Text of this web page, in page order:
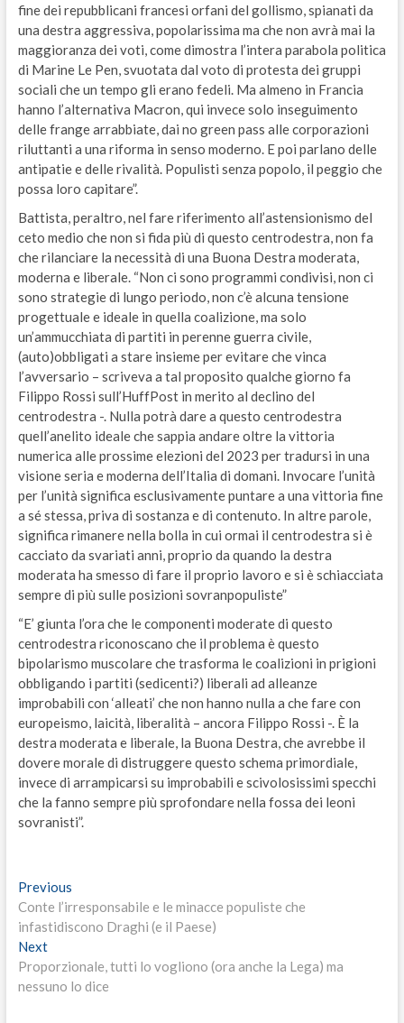
fine dei repubblicani francesi orfani del gollismo, spianati da
una destra aggressiva, popolarissima ma che non avrà mai la
maggioranza dei voti, come dimostra l’intera parabola politica
di Marine Le Pen, svuotata dal voto di protesta dei gruppi
sociali che un tempo gli erano fedeli. Ma almeno in Francia
hanno l’alternativa Macron, qui invece solo inseguimento
delle frange arrabbiate, dai no green pass alle corporazioni
riluttanti a una riforma in senso moderno. E poi parlano delle
antipatie e delle rivalità. Populisti senza popolo, il peggio che
possa loro capitare”.
Battista, peraltro, nel fare riferimento all’astensionismo del
ceto medio che non si fida più di questo centrodestra, non fa
che rilanciare la necessità di una Buona Destra moderata,
moderna e liberale. “Non ci sono programmi condivisi, non ci
sono strategie di lungo periodo, non c’è alcuna tensione
progettuale e ideale in quella coalizione, ma solo
un’ammucchiata di partiti in perenne guerra civile,
(auto)obbligati a stare insieme per evitare che vinca
l’avversario – scriveva a tal proposito qualche giorno fa
Filippo Rossi sull’HuffPost in merito al declino del
centrodestra -. Nulla potrà dare a questo centrodestra
quell’anelito ideale che sappia andare oltre la vittoria
numerica alle prossime elezioni del 2023 per tradursi in una
visione seria e moderna dell’Italia di domani. Invocare l’unità
per l’unità significa esclusivamente puntare a una vittoria fine
a sé stessa, priva di sostanza e di contenuto. In altre parole,
significa rimanere nella bolla in cui ormai il centrodestra si è
cacciato da svariati anni, proprio da quando la destra
moderata ha smesso di fare il proprio lavoro e si è schiacciata
sempre di più sulle posizioni sovranpopuliste”
“E’ giunta l’ora che le componenti moderate di questo
centrodestra riconoscano che il problema è questo
bipolarismo muscolare che trasforma le coalizioni in prigioni
obbligando i partiti (sedicenti?) liberali ad alleanze
improbabili con ‘alleati’ che non hanno nulla a che fare con
europeismo, laicità, liberalità – ancora Filippo Rossi -. È la
destra moderata e liberale, la Buona Destra, che avrebbe il
dovere morale di distruggere questo schema primordiale,
invece di arrampicarsi su improbabili e scivolosissimi specchi
che la fanno sempre più sprofondare nella fossa dei leoni
sovranisti”.
Navigazione
articoli
PreviousPrevious
post:
Conte l’irresponsabile e le minacce populiste che
infastidiscono Draghi (e il Paese)
NextNext
post:
Proporzionale, tutti lo vogliono (ora anche la Lega) ma
nessuno lo dice